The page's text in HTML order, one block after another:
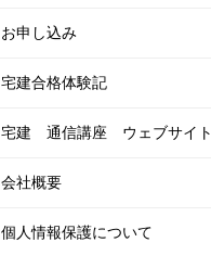
お申し込み
宅建合格体験記
宅建 通信講座 ウェブサイト
会社概要
個人情報保護について